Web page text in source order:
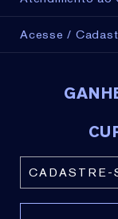
(E) Teste com 131
semana."
A pele fica
- em três
Acesse /